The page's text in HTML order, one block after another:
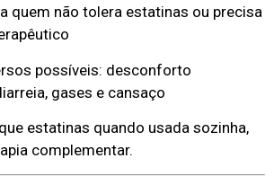
quem não tolera estatinas ou precisa
possíveis: desconforto
gases e cansaço
estatinas quando usada sozinha,
complementar.